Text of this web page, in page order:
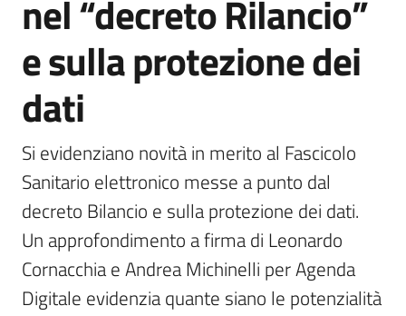
Argomenti
Contatti
Seguici
su
nel “decreto Rilancio”
e sulla protezione dei
dati
Si evidenziano novità in merito al Fascicolo
Sanitario elettronico messe a punto dal
decreto Bilancio e sulla protezione dei dati.
Un approfondimento a firma di Leonardo
Cornacchia e Andrea Michinelli per Agenda
Digitale evidenzia quante siano le potenzialità